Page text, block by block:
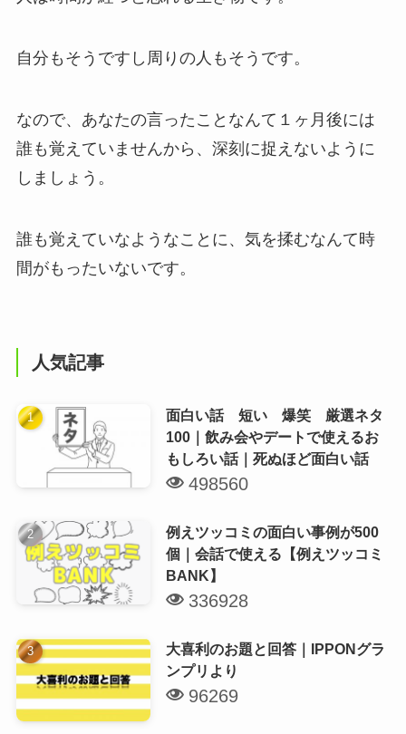
自分もそうですし周りの人もそうです。
なので、あなたの言ったことなんて１ヶ月後には
誰も覚えていませんから、深刻に捉えないように
しましょう。
誰も覚えていなようなことに、気を揉むなんて時
間がもったいないです。
人気記事
面白い話 短い 爆笑 厳選ネタ
100｜飲み会やデートで使えるお
もしろい話｜死ぬほど面白い話
498560
例えツッコミの面白い事例が500
個｜会話で使える【例えツッコミ
BANK】
336928
大喜利のお題と回答｜IPPONグラ
ンプリより
96269